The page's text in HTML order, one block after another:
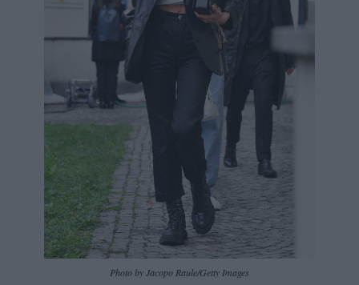
Photo by Jacopo Raule/Getty Images